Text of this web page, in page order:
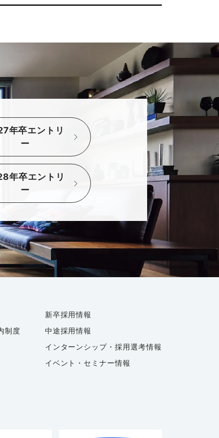
年卒エントリ
ー
年卒エントリ
ー
制度
新卒採用情報
中途採用情報
インターンシップ・採用選考情報
イベント・セミナー情報